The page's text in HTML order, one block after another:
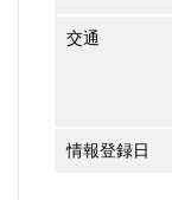
交通
情報登録日